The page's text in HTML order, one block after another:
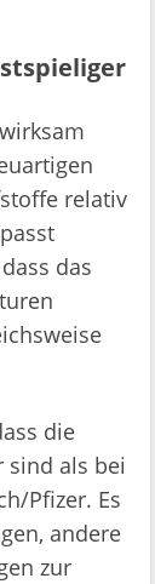
relativ
das
die
sind als bei
Pfizer. Es
andere
zur